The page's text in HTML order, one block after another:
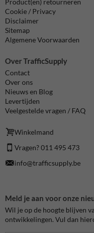
Cookie / Privacy
Disclaimer
Sitemap
Algemene Voorwaarden
Over TrafficSupply
Contact
Over ons
Nieuws en Blog
Levertijden
Veelgestelde vragen / FAQ
Winkelmand
Vragen? 011 495 473
info@trafficsupply.be
Meld je aan voor onze
Wil je op de hoogte blijven
ontwikkelingen. Vul dan